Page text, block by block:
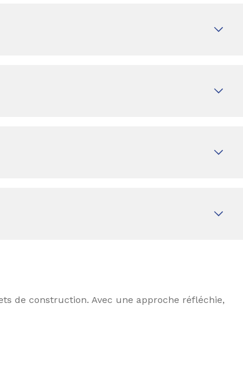
de construction. Avec une approche réfléchie,